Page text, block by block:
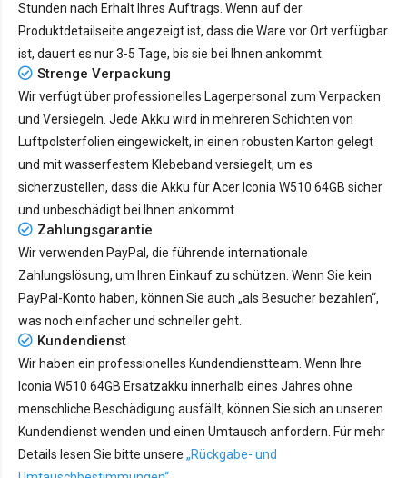
Stunden nach Erhalt Ihres Auftrags. Wenn auf der
Produktdetailseite angezeigt ist, dass die Ware vor Ort verfügbar
ist, dauert es nur3-5 Tage, bis sie bei Ihnen ankommt.
Strenge Verpackung
Wir verfügt über professionelles Lagerpersonal zum Verpacken
und Versiegeln. Jede Akku wird in mehreren Schichten von
Luftpolsterfolien eingewickelt, in einen robusten Karton gelegt
und mit wasserfestem Klebeband versiegelt, um es
sicherzustellen, dass die Akku für Acer Iconia W510 64GB sicher
und unbeschädigt bei Ihnen ankommt.
Zahlungsgarantie
Wir verwenden PayPal, die führende internationale
Zahlungslösung, um Ihren Einkauf zu schützen. Wenn Sie kein
PayPal-Konto haben, können Sie auch „als Besucher bezahlen“,
was noch einfacher und schneller geht.
Kundendienst
Wir haben ein professionelles Kundendienstteam. Wenn Ihre
Iconia W510 64GB Ersatzakku innerhalb eines Jahres ohne
menschliche Beschädigung ausfällt, können Sie sich an unseren
Kundendienst wenden und einen Umtausch anfordern. Für mehr
Details lesen Sie bitte unsere „Rückgabe- und